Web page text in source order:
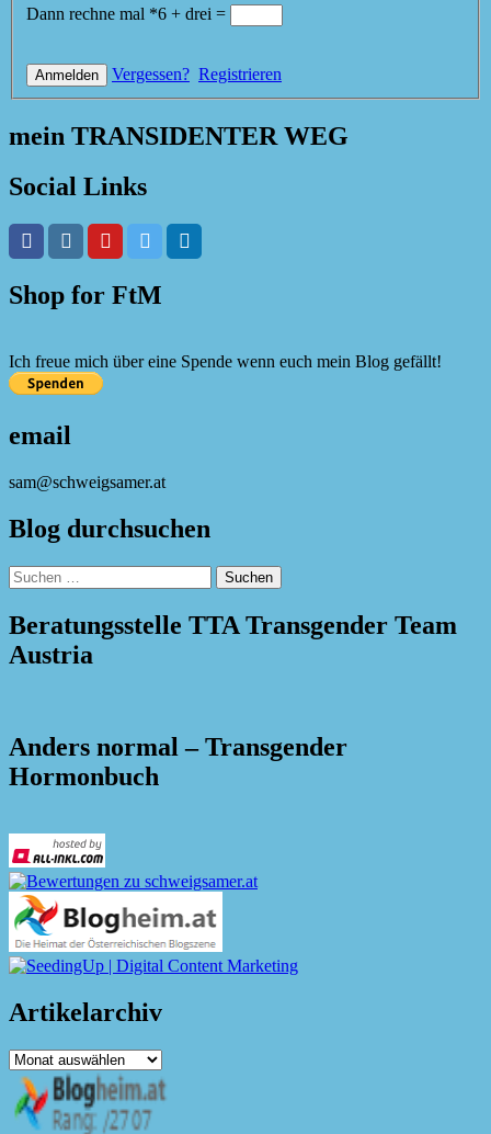
Dann rechne mal *6 + drei =
Vergessen? Registrieren
mein TRANSIDENTER WEG
Social Links
Shop for FtM
Ich freue mich über eine Spende wenn euch mein Blog gefällt!
email
sam@schweigsamer.at
Blog durchsuchen
Suchen
nach:
Beratungsstelle TTA Transgender Team
Austria
Anders normal – Transgender
Hormonbuch
Artikelarchiv
Artikelarchiv